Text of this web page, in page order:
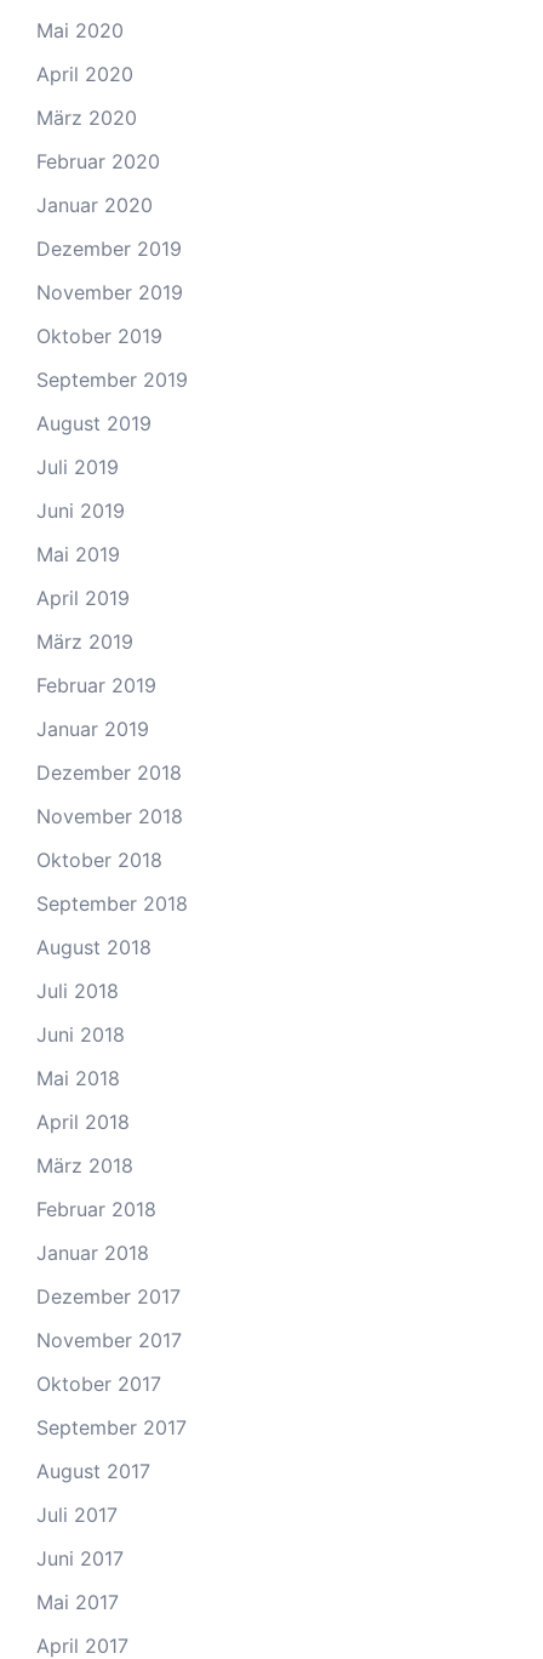
Mai 2020
April 2020
März 2020
Februar 2020
Januar 2020
Dezember 2019
November 2019
Oktober 2019
September 2019
August 2019
Juli 2019
Juni 2019
Mai 2019
April 2019
März 2019
Februar 2019
Januar 2019
Dezember 2018
November 2018
Oktober 2018
September 2018
August 2018
Juli 2018
Juni 2018
Mai 2018
April 2018
März 2018
Februar 2018
Januar 2018
Dezember 2017
November 2017
Oktober 2017
September 2017
August 2017
Juli 2017
Juni 2017
Mai 2017
April 2017